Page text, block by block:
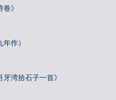
》
作）
湾拾石子一首》